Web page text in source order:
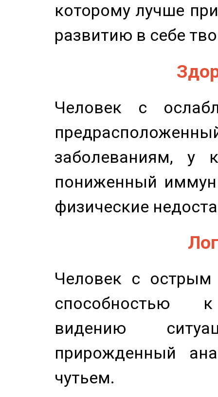
которому лучше
развитию в себе
Человек с
заболеваниям, у
пониженный
физические
Человек с
способностью к
видению
прирожденный
чутьем.